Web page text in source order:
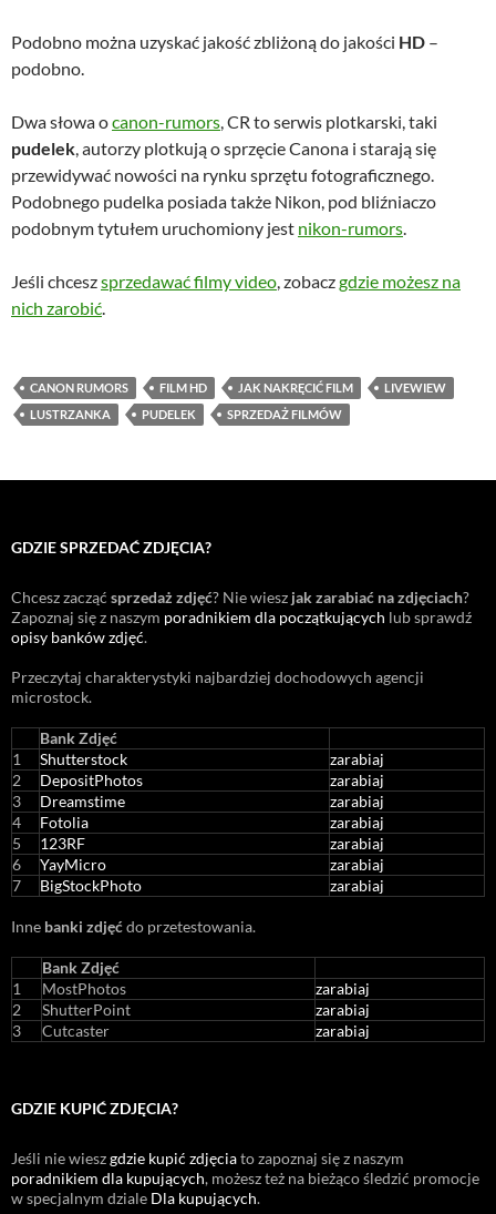
Podobno można uzyskać jakość zbliżoną do jakości HD –
podobno.
Dwa słowa ocanon-rumors, CR to serwis plotkarski, taki
pudelek, autorzy plotkują o sprzęcie Canona i starają się
przewidywać nowości na rynku sprzętu fotograficznego.
Podobnego pudelka posiada także Nikon, pod bliźniaczo
podobnym tytułem uruchomiony jest nikon-rumors.
Jeśli chceszsprzedawać filmy video, zobaczgdzie możesz na
nich zarobić.
CANON RUMORS FILM HD JAK NAKRĘCIĆ FILM
LIVEWIEW
LUSTRZANKA
PUDELEK SPRZEDAŻ FILMÓW
GDZIE SPRZEDAĆ ZDJĘCIA?
Chcesz zacząć sprzedaż zdjęć? Nie wiesz jak zarabiać na zdjęciach?
Zapoznaj się z naszym poradnikiem dla początkujących lub sprawdź
opisy banków zdjęć.
Przeczytaj charakterystyki najbardziej dochodowych agencji
microstock.
Bank Zdjęć
1
Shutterstock
zarabiaj
2
DepositPhotos
zarabiaj
3
Dreamstime
zarabiaj
4
Fotolia
zarabiaj
5
123RF
zarabiaj
6
YayMicro
zarabiaj
7
BigStockPhoto zarabiaj
Inne banki zdjęćdo przetestowania.
Bank Zdjęć
1
MostPhotos
zarabiaj
2
ShutterPoint
zarabiaj
3
Cutcaster zarabiaj
GDZIE KUPIĆ ZDJĘCIA?
Jeśli nie wieszgdzie kupić zdjęciato zapoznaj się z naszym
poradnikiem dla kupujących, możesz też na bieżąco śledzić promocje
w specjalnym dziale Dla kupujących.